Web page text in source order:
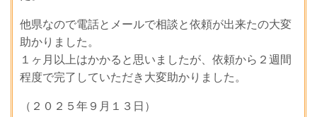
他県なので電話とメールで相談と依頼が出来たの大変
助かりました。
１ヶ月以上はかかると思いましたが、依頼から２週間
程度で完了していただき大変助かりました。
（２０２５年９月 １３日）